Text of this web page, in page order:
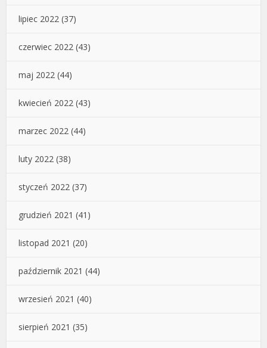
lipiec 2022 (37)
czerwiec 2022 (43)
maj 2022 (44)
kwiecień 2022 (43)
marzec 2022 (44)
luty 2022 (38)
styczeń 2022 (37)
grudzień 2021 (41)
listopad 2021 (20)
październik 2021 (44)
wrzesień 2021 (40)
sierpień 2021 (35)